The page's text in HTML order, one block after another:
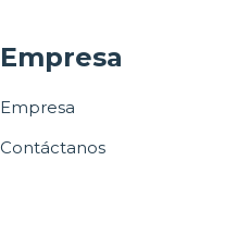
Empresa
Empresa
Contáctanos